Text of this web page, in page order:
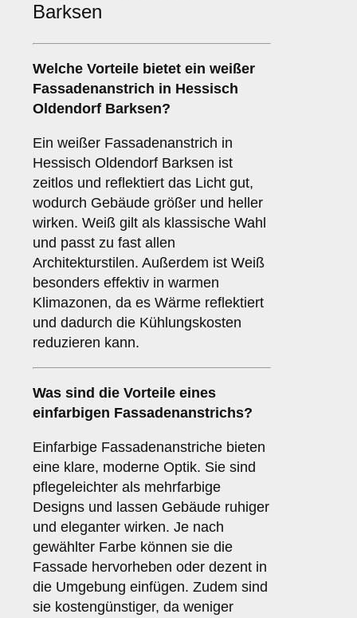
Barksen
Welche Vorteile bietet ein weißer
Fassadenanstrich in Hessisch
Oldendorf Barksen?
Ein weißer Fassadenanstrich in
Hessisch Oldendorf Barksen ist
zeitlos und reflektiert das Licht gut,
wodurch Gebäude größer und heller
wirken. Weiß gilt als klassische Wahl
und passt zu fast allen
Architekturstilen. Außerdem ist Weiß
besonders effektiv in warmen
Klimazonen, da es Wärme reflektiert
und dadurch die Kühlungskosten
reduzieren kann.
Was sind die Vorteile eines
einfarbigen Fassadenanstrichs?
Einfarbige Fassadenanstriche bieten
eine klare, moderne Optik. Sie sind
pflegeleichter als mehrfarbige
Designs und lassen Gebäude ruhiger
und eleganter wirken. Je nach
gewählter Farbe können sie die
Fassade hervorheben oder dezent in
die Umgebung einfügen. Zudem sind
sie kostengünstiger, da weniger